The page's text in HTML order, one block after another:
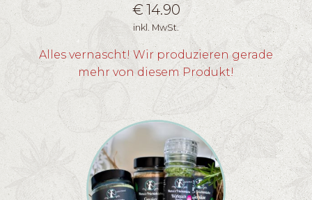
€ 14.90
inkl. MwSt.
Alles vernascht! Wir produzieren gerade
mehr von diesem Produkt!